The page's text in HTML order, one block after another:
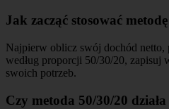
Jak zacząć stosować
Najpierw oblicz swój dochód netto,
według proporcji 50/30/20, zapisuj
swoich potrzeb.
Czy metoda 50/30/20